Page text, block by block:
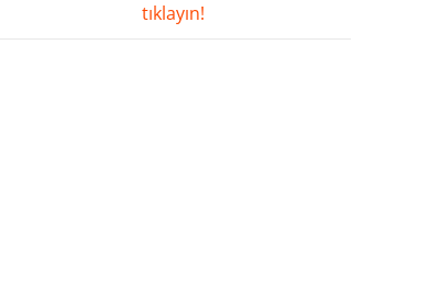
tıklayın!